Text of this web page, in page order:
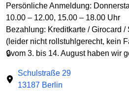
Persönliche Anmeldung:
10.00 – 12.00, 15.00 – 18.00 Uhr
Bezahlung: Kreditkarte / Girocard /
(leider nicht rollstuhlgerecht, kein
🔒vom 3. bis 14. August haben wir
Schulstraße 29
13187 Berlin